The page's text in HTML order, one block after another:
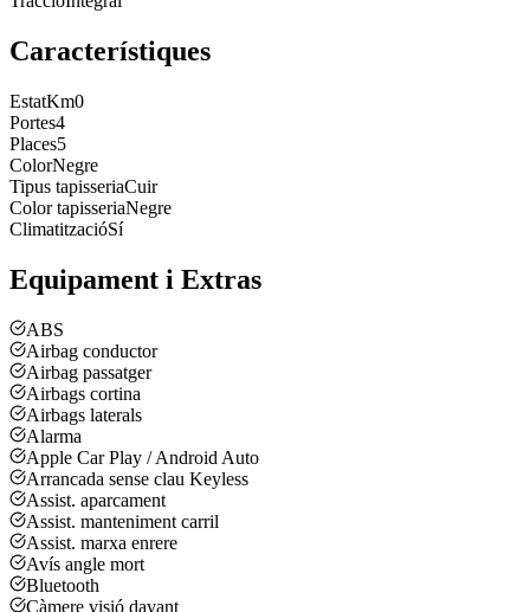
Característiques
EstatKm0
Portes4
Places5
ColorNegre
Tipus tapisseriaCuir
Color tapisseriaNegre
ClimatitzacióSí
Equipament i Extras
ABS
Airbag conductor
Airbag passatger
Airbags cortina
Airbags laterals
Alarma
Apple Car Play / Android Auto
Arrancada sense clau Keyless
Assist. aparcament
Assist. manteniment carril
Assist. marxa enrere
Avís angle mort
Bluetooth
Càmere visió davant